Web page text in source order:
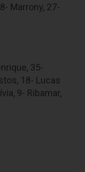
Marrony, 27-
35-
18- Lucas
9- Ribamar,